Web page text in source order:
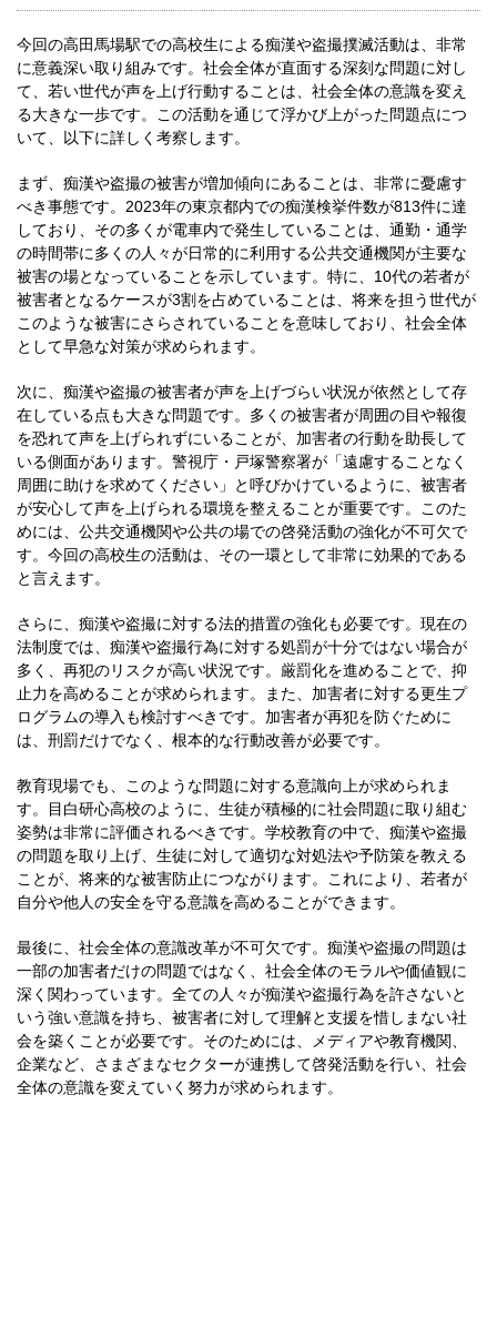
今回の高田馬場駅での高校生による痴漢や盗撮撲滅活動は、非常
に意義深い取り組みです。社会全体が直面する深刻な問題に対し
て、若い世代が声を上げ行動することは、社会全体の意識を変え
る大きな一歩です。この活動を通じて浮かび上がった問題点につ
いて、以下に詳しく考察します。
まず、痴漢や盗撮の被害が増加傾向にあることは、非常に憂慮す
べき事態です。2023年の東京都内での痴漢検挙件数が813件に達
しており、その多くが電車内で発生していることは、通勤・通学
の時間帯に多くの人々が日常的に利用する公共交通機関が主要な
被害の場となっていることを示しています。特に、10代の若者が
被害者となるケースが3割を占めていることは、将来を担う世代が
このような被害にさらされていることを意味しており、社会全体
として早急な対策が求められます。
次に、痴漢や盗撮の被害者が声を上げづらい状況が依然として存
在している点も大きな問題です。多くの被害者が周囲の目や報復
を恐れて声を上げられずにいることが、加害者の行動を助長して
いる側面があります。警視庁・戸塚警察署が「遠慮することなく
周囲に助けを求めてください」と呼びかけているように、被害者
が安心して声を上げられる環境を整えることが重要です。このた
めには、公共交通機関や公共の場での啓発活動の強化が不可欠で
す。今回の高校生の活動は、その一環として非常に効果的である
と言えます。
さらに、痴漢や盗撮に対する法的措置の強化も必要です。現在の
法制度では、痴漢や盗撮行為に対する処罰が十分ではない場合が
多く、再犯のリスクが高い状況です。厳罰化を進めることで、抑
止力を高めることが求められます。また、加害者に対する更生プ
ログラムの導入も検討すべきです。加害者が再犯を防ぐために
は、刑罰だけでなく、根本的な行動改善が必要です。
教育現場でも、このような問題に対する意識向上が求められま
す。目白研心高校のように、生徒が積極的に社会問題に取り組む
姿勢は非常に評価されるべきです。学校教育の中で、痴漢や盗撮
の問題を取り上げ、生徒に対して適切な対処法や予防策を教える
ことが、将来的な被害防止につながります。これにより、若者が
自分や他人の安全を守る意識を高めることができます。
最後に、社会全体の意識改革が不可欠です。痴漢や盗撮の問題は
一部の加害者だけの問題ではなく、社会全体のモラルや価値観に
深く関わっています。全ての人々が痴漢や盗撮行為を許さないと
いう強い意識を持ち、被害者に対して理解と支援を惜しまない社
会を築くことが必要です。そのためには、メディアや教育機関、
企業など、さまざまなセクターが連携して啓発活動を行い、社会
全体の意識を変えていく努力が求められます。